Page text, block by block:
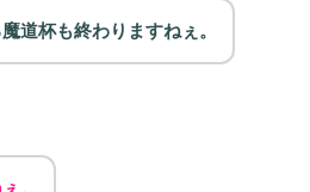
道杯も終わりますねぇ。